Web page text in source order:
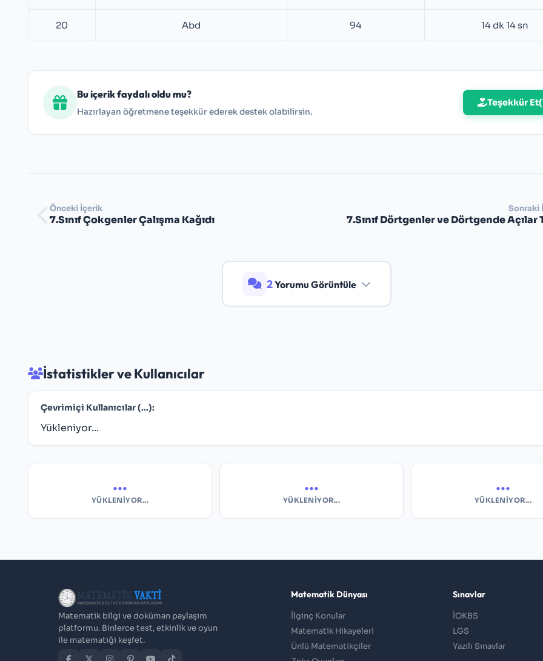
20 Abd 94 14 dk 14 sn
Bu içerik faydalı oldu mu?
Hazırlayan öğretmene teşekkür ederek destek olabilirsin.
Teşekkür Et(
Önceki İçerik
7.Sınıf Çokgenler Çalışma Kağıdı
Sonraki
7.Sınıf Dörtgenler ve Dörtgende Açılar
2Yorumu Görüntüle
İstatistikler ve Kullanıcılar
Çevrimiçi Kullanıcılar (...):
Yükleniyor...
...
YÜKLENIYOR...
...
YÜKLENIYOR...
...
YÜKLENIYOR...
Matematik bilgi ve doküman paylaşım
platformu. Binlerce test, etkinlik ve oyun
ile matematiği keşfet.
Matematik Dünyası
İlginç Konular
Matematik Hikayeleri
Ünlü Matematikçiler
Sınavlar
İOKBS
LGS
Yazılı Sınavlar